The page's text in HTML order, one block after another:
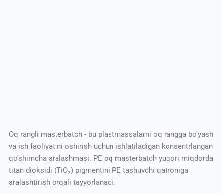
Oq rangli masterbatch - bu plastmassalarni oq rangga bo'yash
va ish faoliyatini oshirish uchun ishlatiladigan konsentrlangan
qo'shimcha aralashmasi. PE oq masterbatch yuqori miqdorda
titan dioksidi (TiO₂) pigmentini PE tashuvchi qatroniga
aralashtirish orqali tayyorlanadi.